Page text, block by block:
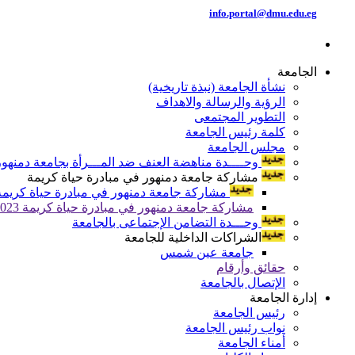
info.portal@dmu.edu.eg
الجامعة
نشأة الجامعة (نبذة تاريخية)
الرؤية والرسالة والاهداف
التطوير المجتمعى
كلمة رئيس الجامعة
مجلس الجامعة
وحــــدة مناهضة العنف ضد المـــرأة بجامعة
مشاركة جامعة دمنهور في مبادرة حياة كريمة
مشاركة جامعة دمنهور في مبادرة حياة كريمة
مشاركة جامعة دمنهور في مبادرة حياة كريمة 2023
وحـــدة التضامن الإجتماعى بالجامعة
الشراكات الداخلية للجامعة
جامعة عين شمس
حقائق وأرقام
الإتصال بالجامعة
إدارة الجامعة
رئيس الجامعة
نواب رئيس الجامعة
أمناء الجامعة